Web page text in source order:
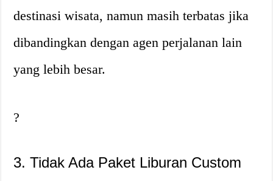
destinasi wisata, namun masih terbatas jika
dibandingkan dengan agen perjalanan lain
yang lebih besar.
?
3. Tidak Ada Paket Liburan Custom